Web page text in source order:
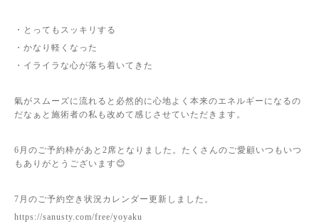
・とってもスッキリする
・かなり軽くなった
・イライラな心が落ち着いてきた
氣がスムーズに流れると必然的に心地よく本来のエネルギーになるの
だなぁと施術者の私も改めて感じさせていただきます。
6月のご予約枠があと2席となりました。たくさんのご愛顧いつもいつ
もありがとうございます😊
7月のご予約空き状況カレンダー更新しました。
https://sanusty.com/free/yoyaku